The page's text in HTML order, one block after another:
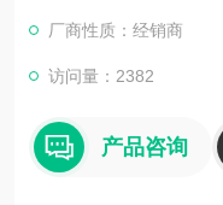
厂商性质：经销商
访问量：2382
产品咨询